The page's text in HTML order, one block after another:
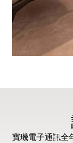
寶璣電子通訊全